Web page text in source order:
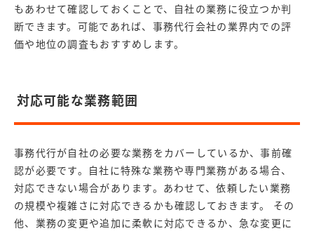
もあわせて確認しておくことで、自社の業務に役立つか判
断できます。可能であれば、事務代行会社の業界内での評
価や地位の調査もおすすめします。
対応可能な業務範囲
事務代行が自社の必要な業務をカバーしているか、事前確
認が必要です。自社に特殊な業務や専門業務がある場合、
対応できない場合があります。あわせて、依頼したい業務
の規模や複雑さに対応できるかも確認しておきます。 その
他、業務の変更や追加に柔軟に対応できるか、急な変更に